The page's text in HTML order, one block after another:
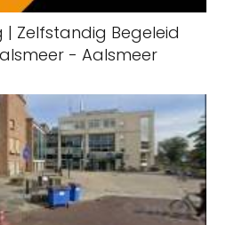
| Zelfstandig Begeleid
- Aalsmeer